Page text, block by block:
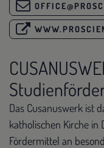
Das Cusanuswerk ist
katholischen Kirche
Fördermittel an